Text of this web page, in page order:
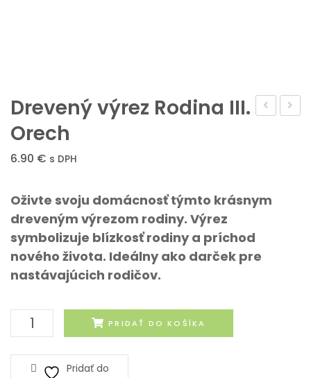
Drevený výrez Rodina III.
Orech
6.90 € s DPH
Oživte svoju domácnosť týmto krásnym
dreveným výrezom rodiny. Výrez
symbolizuje blízkosť rodiny a príchod
nového života. Ideálny ako darček pre
nastávajúcich rodičov.
množstvo
Drevený
výrez
Rodina
PRIDAŤ DO KOŠÍKA
Pridať do